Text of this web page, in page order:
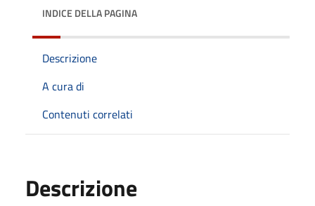
INDICE DELLA PAGINA
Descrizione
A cura di
Contenuti correlati
Descrizione